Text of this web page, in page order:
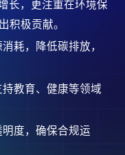
长，更注重在环境保
积极贡献。
消耗，降低碳排放，
教育、健康等领域
度，确保合规运